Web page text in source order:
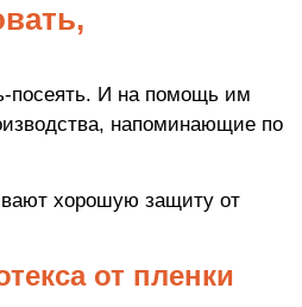
посеять. И на помощь им
напоминающие по
хорошую защиту от
от пленки